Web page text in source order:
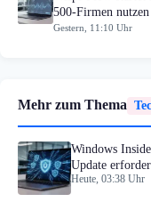
500-Firmen nutzen
Gestern, 11:10 Uhr
Mehr zum Thema
Windows
Update
Heute, 03:38 Uhr